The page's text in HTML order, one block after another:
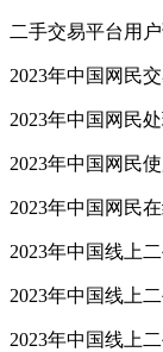
二手交易平台用户
2023年中国网民
2023年中国网民
2023年中国网民
2023年中国网民
2023年中国线上
2023年中国线上
2023年中国线上